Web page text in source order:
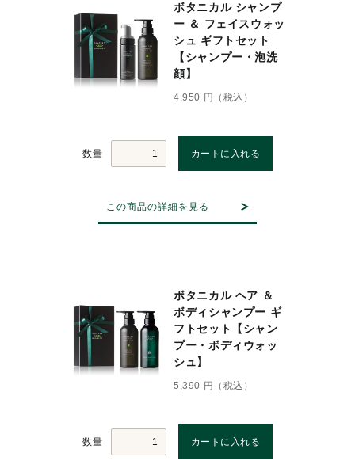
ボタニカル シャンプ
ー ＆ フェイスウォッ
シュ ギフトセット
【シャンプー・泡洗
顔】
4,950 円（税込）
数量
この商品の詳細を見る
ボタニカル ヘア ＆
ボディシャンプー ギ
フトセット【シャン
プー・ボディウォッ
シュ】
5,390 円（税込）
数量